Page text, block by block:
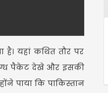
यहां कथित तौर पर
पैकेट देखे और इसकी
पाया कि पाकिस्तान
$